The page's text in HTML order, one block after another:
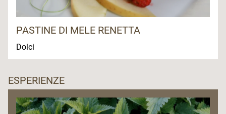
PASTINE DI MELE RENETTA
Dolci
ESPERIENZE